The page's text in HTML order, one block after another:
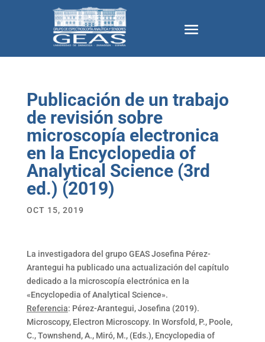
Publicación de un trabajo
de revisión sobre
microscopía electronica
en la Encyclopedia of
Analytical Science (3rd
ed.) (2019)
OCT 15, 2019
La investigadora del grupo GEAS Josefina Pérez-
Arantegui ha publicado una actualización del capítulo
dedicado a la microscopía electrónica en la
«Encyclopedia of Analytical Science».
Referencia: Pérez-Arantegui, Josefina (2019).
Microscopy, Electron Microscopy. In Worsfold, P., Poole,
C., Townshend, A., Miró, M., (Eds.), Encyclopedia of